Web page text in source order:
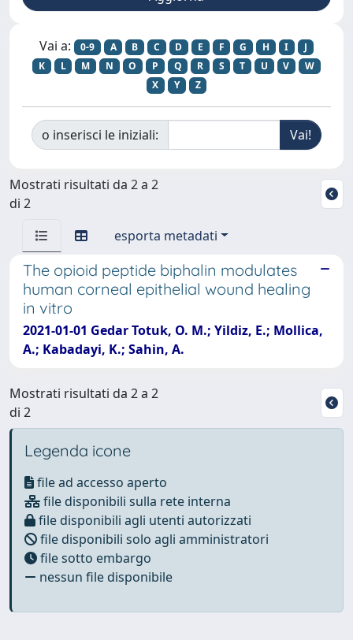
Vai a: 0-9 A B C D E F G H I
J
K
L M N O P Q R S T U V
W
X
Y Z
o inserisci le iniziali:
Mostrati risultati da 2 a 2
di 2
esporta metadati
The opioid peptide biphalin modulates
human corneal epithelial wound healing
in vitro
2021-01-01 Gedar Totuk, O. M.; Yildiz, E.; Mollica,
A.; Kabadayi, K.; Sahin, A.
Mostrati risultati da 2 a 2
di 2
Legenda icone
file ad accesso aperto
file disponibili sulla rete interna
file disponibili agli utenti autorizzati
file disponibili solo agli amministratori
file sotto embargo
nessun file disponibile